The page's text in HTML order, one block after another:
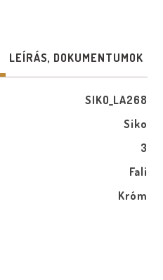
LEÍRÁS, DOKUMENTUMOK
SIKO_LA268
Siko
3
Fali
Króm